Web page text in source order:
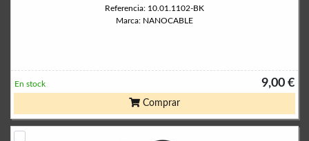
Referencia: 10.01.1102-BK
Marca: NANOCABLE
9,00 €
En stock
Comprar